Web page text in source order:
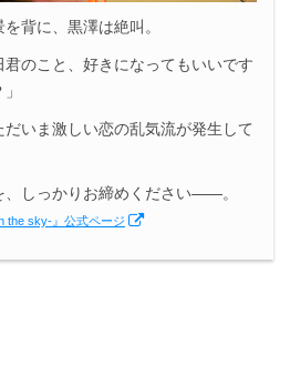
背に、黒澤は絶叫。
君のこと、好きになってもいいです
だいま激しい恋の乱気流が発生して
、しっかりお締めください――。
the sky-』公式ページ